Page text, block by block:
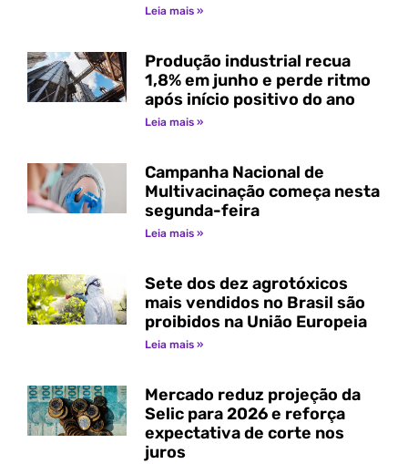
Leia mais »
Produção industrial recua
1,8% em junho e perde ritmo
após início positivo do ano
Leia mais »
Campanha Nacional de
Multivacinação começa nesta
segunda-feira
Leia mais »
Sete dos dez agrotóxicos
mais vendidos no Brasil são
proibidos na União Europeia
Leia mais »
Mercado reduz projeção da
Selic para 2026 e reforça
expectativa de corte nos
juros